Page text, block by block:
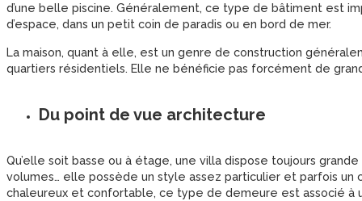
d’une belle piscine. Généralement, ce type de bâtiment est
d’espace, dans un petit coin de paradis ou en bord de mer.
La maison, quant à elle, est un genre de construction
quartiers résidentiels. Elle ne bénéficie pas forcément de
Du point de vue architecture
Qu’elle soit basse ou à étage, une villa dispose toujours
volumes… elle possède un style assez particulier et parfois
chaleureux et confortable, ce type de demeure est associé à